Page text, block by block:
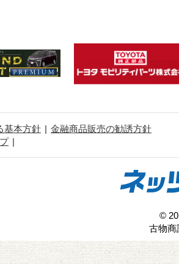
基本方針
金融商品販売の勧誘方針
©
古物商